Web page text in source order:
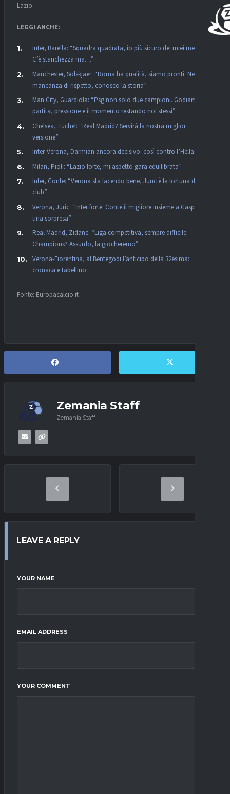
Lazio.
LEGGI ANCHE:
Inter, Barella: “Squadra quadrata, io più sicuro dei miei mezzi.
C’è stanchezza ma…”
Manchester, Solskjaer: “Roma ha qualità, siamo pronti. Nessuna
mancanza di rispetto, conosco la storia”
Man City, Guardiola: “Psg non solo due campioni. Godiamoci la
partita, pressione e il momento restando noi stessi”
Chelsea, Tuchel: “Real Madrid? Servirà la nostra miglior
versione”
Inter-Verona, Darmian ancora decisivo: così contro l’Hellas
Milan, Pioli: “Lazio forte, mi aspetto gara equilibrata”
Inter, Conte: “Verona sta facendo bene, Juric è la fortuna dei
club”
Verona, Juric: “Inter forte. Conte il migliore insieme a Gasp, non
una sorpresa”
Real Madrid, Zidane: “Liga competitiva, sempre difficile.
Champions? Assurdo, la giocheremo”
Verona-Fiorentina, al Bentegodi l’anticipo della 32esima:
cronaca e tabellino
Fonte: Europacalcio.it
Zemania Staff
Zemania Staff
LEAVE A REPLY
YOUR NAME
EMAIL ADDRESS
YOUR COMMENT